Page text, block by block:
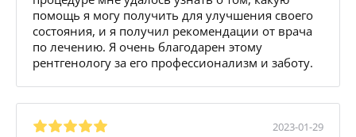
помощь я могу получить для улучшения своего
состояния, и я получил рекомендации от врача
по лечению. Я очень благодарен этому
рентгенологу за его профессионализм и заботу.
2023-01-29